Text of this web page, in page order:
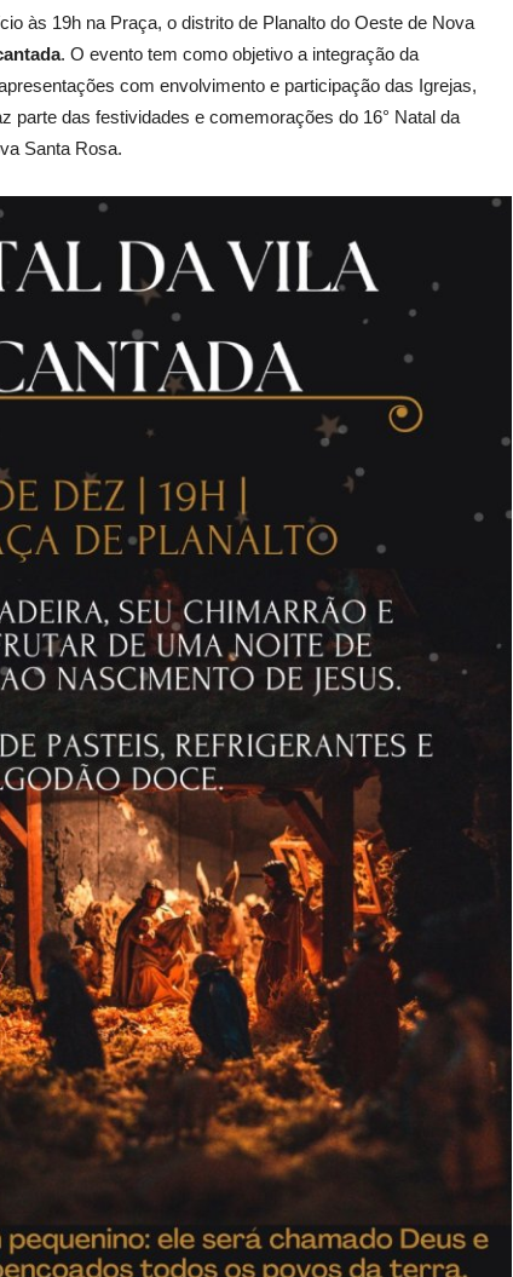
às 19h na Praça, o distrito de Planalto do Oeste de Nova
. O evento tem como objetivo a integração da
com envolvimento e participação das Igrejas,
parte das festividades e comemorações do 16° Natal da
Santa Rosa.